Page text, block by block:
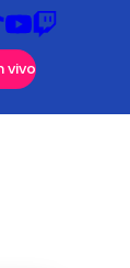
vivo